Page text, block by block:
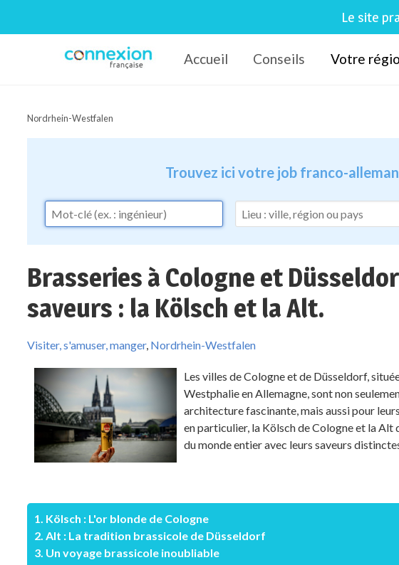
Le site
Connexion-Française Accueil Conseils Votre
Nordrhein-Westfalen
Trouvez ici votre job franco-
Brasseries à Cologne et
saveurs : la Kölsch et la Alt.
Visiter, s'amuser, manger, Nordrhein-Westfalen
Les villes de Cologne et de Düsseldorf,
Westphalie en Allemagne, sont non
architecture fascinante, mais aussi pour
en particulier, la Kölsch de Cologne et la
du monde entier avec leurs saveurs
1. Kölsch : L'or blonde de Cologne
2. Alt : La tradition brassicole de Düsseldorf
3. Un voyage brassicole inoubliable